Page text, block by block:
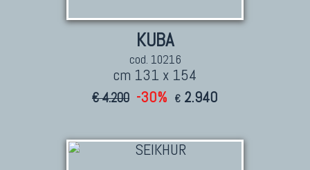
KUBA
cod. 10216
cm 131 x 154
€ 4.200 -30% € 2.940